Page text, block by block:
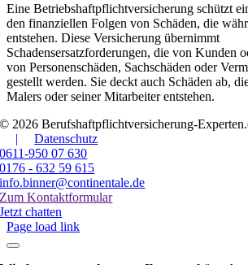
Eine Betriebshaftpflichtversicherung schützt
den finanziellen Folgen von Schäden, die
entstehen. Diese Versicherung übernimmt
Schadensersatzforderungen, die von Kunden
von Personenschäden, Sachschäden oder
gestellt werden. Sie deckt auch Schäden ab,
Malers oder seiner Mitarbeiter entstehen.
© 2026 Berufshaftpflichtversicherung-
|
Datenschutz
0611-950 07 630
0176 - 632 59 615
info.binner@continentale.de
Zum Kontaktformular
Jetzt chatten
Page load link